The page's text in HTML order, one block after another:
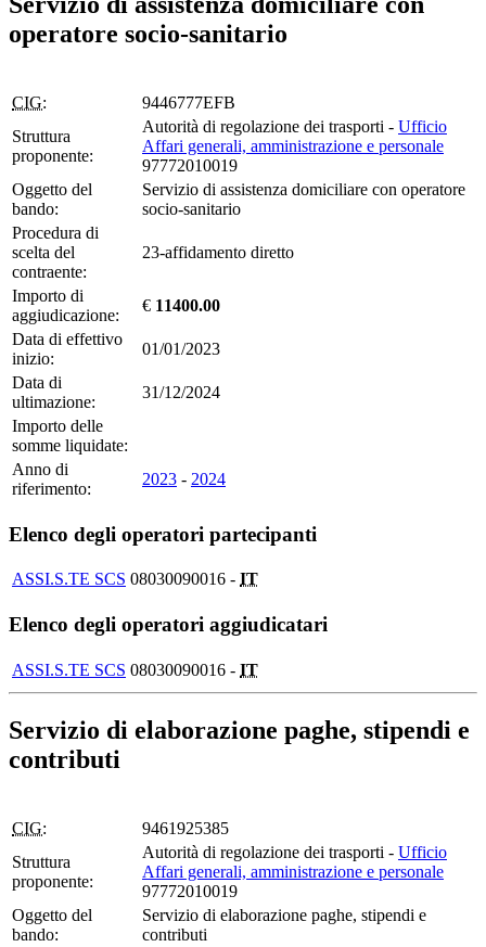
operatore socio-sanitario
CIG:
9446777EFB
Struttura
proponente:
Autorità di regolazione dei trasporti - Ufficio
Affari generali, amministrazione e personale
97772010019
Oggetto del
bando:
Servizio di assistenza domiciliare con operatore
socio-sanitario
Procedura di
scelta del
contraente:
23-affidamento diretto
Importo di
aggiudicazione:
€ 11400.00
Data di effettivo
inizio:
01/01/2023
Data di
ultimazione:
31/12/2024
Importo delle
somme liquidate:
Anno di
riferimento:
2023 - 2024
Elenco degli operatori partecipanti
ASSI.S.TE SCS 08030090016 - IT
Elenco degli operatori aggiudicatari
ASSI.S.TE SCS 08030090016 - IT
Servizio di elaborazione paghe, stipendi e
contributi
CIG:
9461925385
Struttura
proponente:
Autorità di regolazione dei trasporti - Ufficio
Affari generali, amministrazione e personale
97772010019
Oggetto del
bando:
Servizio di elaborazione paghe, stipendi e
contributi